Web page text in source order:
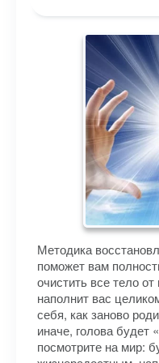
Методика
поможет вам
очистить все тело от
наполнит вас
себя, как заново
иначе, голова будет
посмотрите на мир: